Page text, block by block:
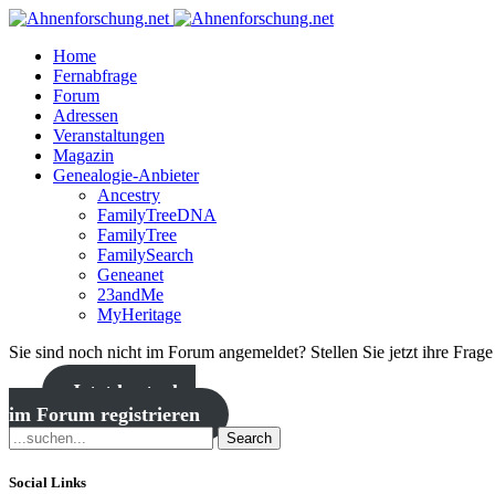
Home
Fernabfrage
Forum
Adressen
Veranstaltungen
Magazin
Genealogie-Anbieter
Ancestry
FamilyTreeDNA
FamilyTree
FamilySearch
Geneanet
23andMe
MyHeritage
Sie sind noch nicht im Forum angemeldet? Stellen Sie jetzt ihre
Jetzt kostenlos
im Forum registrieren
Search
Social Links